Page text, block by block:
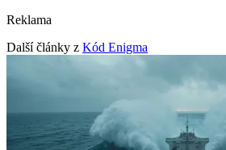
Reklama
Další články z Kód Enigma